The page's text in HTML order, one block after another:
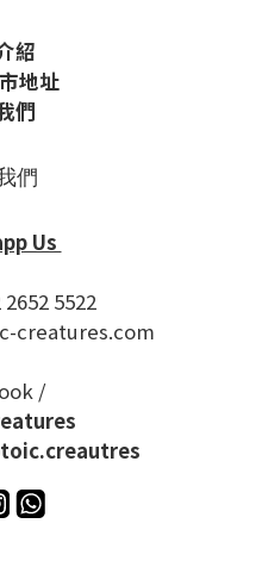
紹
地址
們
們
Us
5522
creatures.com
/